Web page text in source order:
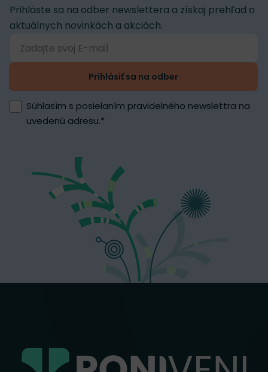
Prihláste sa na odber newslettera a získaj prehľad o
aktuálnych novinkách a akciách.
Prihlásiť sa na odber
Súhlasím s posielaním pravidelného newslettra na
uvedenú adresu.*